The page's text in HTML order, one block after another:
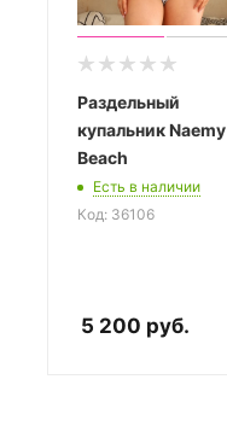
Раздельный
купальник Naemy
Beach
Есть в наличии
Код: 36106
5 200 руб.